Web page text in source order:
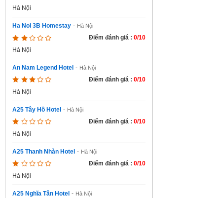
Hà Nội
Ha Noi 3B Homestay - Hà Nội
Điểm đánh giá : 0/10
Hà Nội
An Nam Legend Hotel - Hà Nội
Điểm đánh giá : 0/10
Hà Nội
A25 Tây Hồ Hotel - Hà Nội
Điểm đánh giá : 0/10
Hà Nội
A25 Thanh Nhàn Hotel - Hà Nội
Điểm đánh giá : 0/10
Hà Nội
A25 Nghĩa Tân Hotel - Hà Nội